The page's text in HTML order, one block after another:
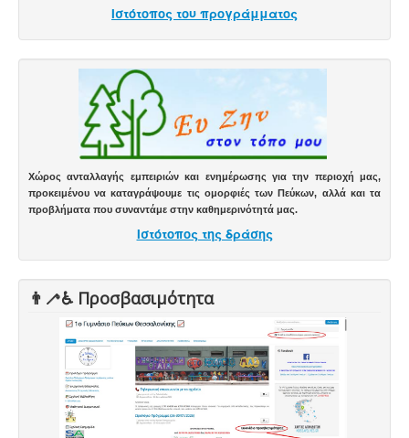
Ιστότοπος του προγράμματος
Χώρος ανταλλαγής εμπειριών και ενημέρωσης για την περιοχή μας,
προκειμένου να καταγράψουμε τις ομορφιές των Πεύκων, αλλά και τα
προβλήματα που συναντάμε στην καθημερινότητά μας.
Ιστότοπος της δράσης
👨‍🦯♿️ Προσβασιμότητα